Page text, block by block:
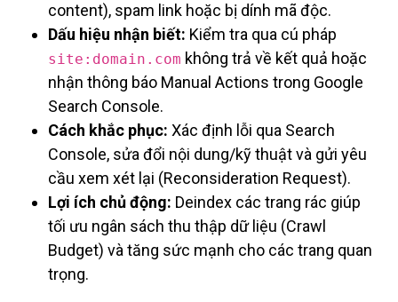
content), spam link hoặc bị dính mã độc.
Dấu hiệu nhận biết: Kiểm tra qua cú pháp
site:domain.com không trả về kết quả hoặc
nhận thông báo Manual Actions trong Google
Search Console.
Cách khắc phục: Xác định lỗi qua Search
Console, sửa đổi nội dung/kỹ thuật và gửi yêu
cầu xem xét lại (Reconsideration Request).
Lợi ích chủ động: Deindex các trang rác giúp
tối ưu ngân sách thu thập dữ liệu (Crawl
Budget) và tăng sức mạnh cho các trang quan
trọng.